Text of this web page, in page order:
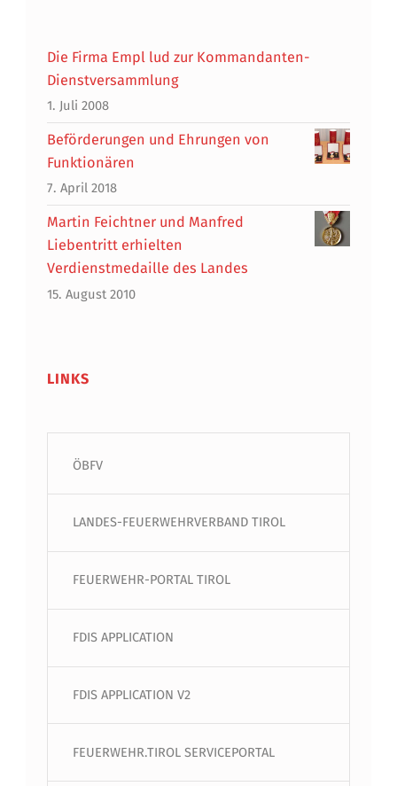
Die Firma Empl lud zur Kommandanten-
Dienstversammlung
1. Juli 2008
Beförderungen und Ehrungen von
Funktionären
7. April 2018
Martin Feichtner und Manfred
Liebentritt erhielten
Verdienstmedaille des Landes
15. August 2010
LINKS
ÖBFV
LANDES-FEUERWEHRVERBAND TIROL
FEUERWEHR-PORTAL TIROL
FDIS APPLICATION
FDIS APPLICATION V2
FEUERWEHR.TIROL SERVICEPORTAL